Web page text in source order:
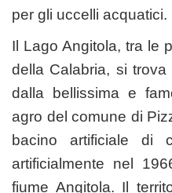
per gli uccelli acquatici.
Il Lago Angitola, tra le
della Calabria, si
dalla bellissima e
agro del comune di
bacino artificiale di
artificialmente nel
fiume Angitola. Il